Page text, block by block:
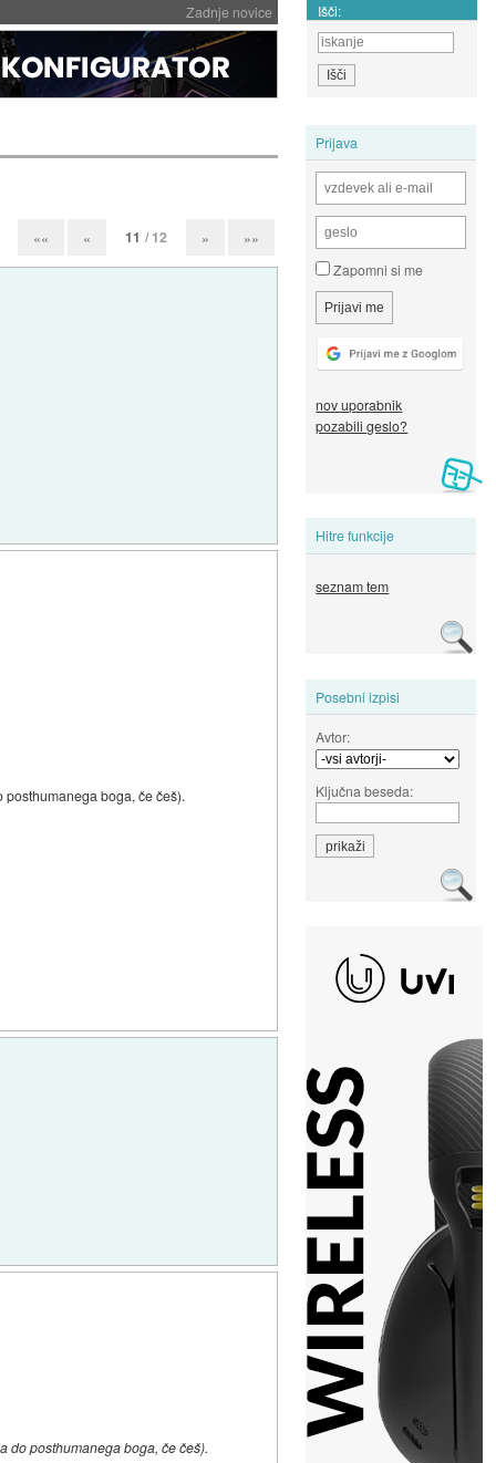
Zadnje novice Išči:
Prijava
Zapomni si me
nov uporabnik
pozabili geslo?
Hitre funkcije
seznam tem
Posebni izpisi
Avtor:
Ključna beseda:
«« « 11 / 12 » »»
boga, če češ).
do posthumanega boga, če češ).